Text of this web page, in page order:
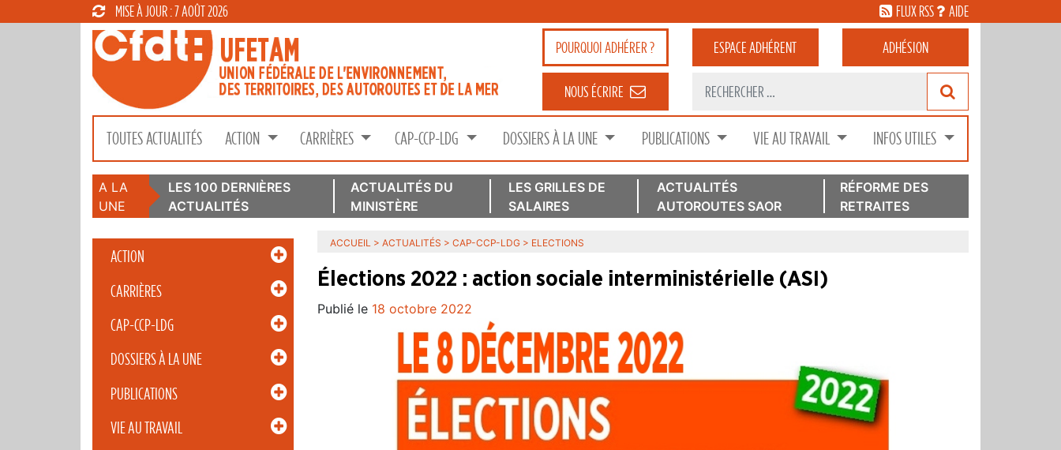
MISE À JOUR : 7 AOÛT 2026 FLUX RSS AIDE
POURQUOIADHÉRER ? ESPACEADHÉRENT ADHÉSION
NOUS ÉCRIRE
TOUTES ACTUALITÉS ACTION CARRIÈRES CAP-CCP-LDG DOSSIERS À LA UNE PUBLICATIONS VIE AU TRAVAIL INFOS UTILES
A LA
UNE
LES 100 DERNIÈRES
ACTUALITÉS
ACTUALITÉS DU
MINISTÈRE
LES GRILLES DE
SALAIRES
ACTUALITÉS
AUTOROUTES SAOR
RÉFORME DES
RETRAITES
ACTION
CARRIÈRES
CAP-CCP-LDG
DOSSIERS À LA UNE
PUBLICATIONS
VIE AU TRAVAIL
ACCUEIL > ACTUALITÉS > CAP-CCP-LDG > ELECTIONS
Élections 2022 : action sociale interministérielle (ASI)
Publié le 18 octobre 2022